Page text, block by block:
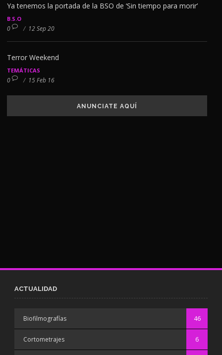
Ya tenemos la portada de la BSO de ‘Sin tiempo para morir’
B.S.O
0 / 12 Sep 20
Terror Weekend
TEMÁTICAS
0 / 15 Feb 16
ANUNCIATE AQUÍ
ACTUALIDAD
Biofilmografías 46
Cortometrajes 6